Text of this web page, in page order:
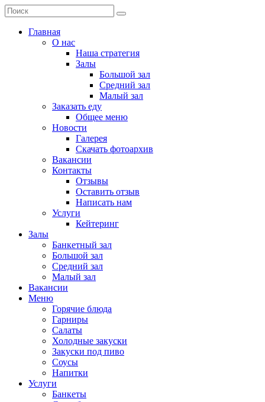
Главная
О нас
Наша стратегия
Залы
Большой зал
Средний зал
Малый зал
Заказать еду
Общее меню
Новости
Галерея
Скачать фотоархив
Вакансии
Контакты
Отзывы
Оставить отзыв
Написать нам
Услуги
Кейтеринг
Залы
Банкетный зал
Большой зал
Средний зал
Малый зал
Вакансии
Меню
Горячие блюда
Гарниры
Салаты
Холодные закуски
Закуски под пиво
Соусы
Напитки
Услуги
Банкеты